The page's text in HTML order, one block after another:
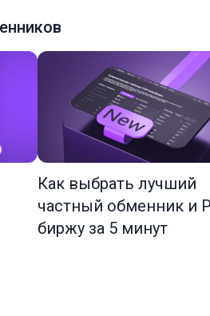
Как выбрать лучший
частный обменник и
биржу за 5 минут